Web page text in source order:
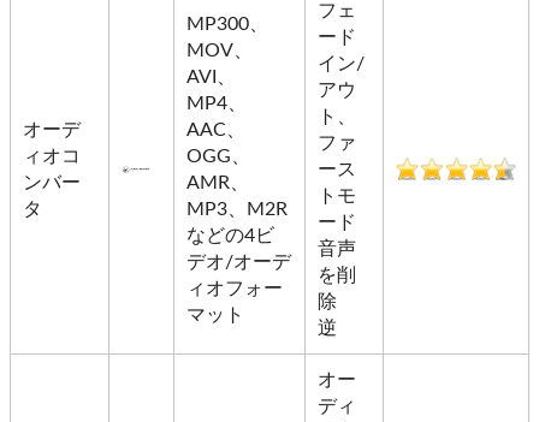
オーデ
ィオコ
ンバー
タ
MP300、
MOV、
AVI、
MP4、
AAC、
OGG、
AMR、
MP3、M2R
などの4ビ
デオ/オーデ
ィオフォー
マット
フェ
ード
イン/
アウ
ト、
ファ
ース
トモ
ード
音声
を削
除
逆
オー
ディ